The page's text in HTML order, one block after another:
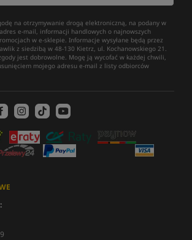
na otrzymywanie drogą elektroniczną, na podany w
e-mail, informacji handlowych o najnowszych
w e-sklepie. Informacje wysyłane będą przez
z siedzibą w 48-130 Kietrz, ul. Kochanowskiego 21.
jest dobrowolne. Mogę ją wycofać w każdej chwili,
mojego adresu e-mail z listy odbiorców